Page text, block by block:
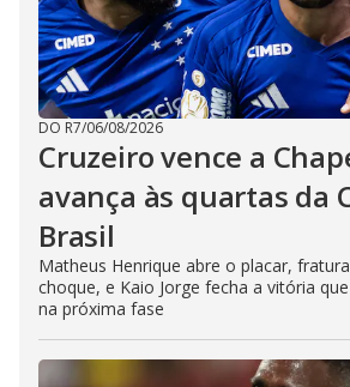
DO R7/06/08/2026
Cruzeiro vence a
avança às quartas da
Brasil
Matheus Henrique abre o placar,
choque, e Kaio Jorge fecha a vitória
na próxima fase